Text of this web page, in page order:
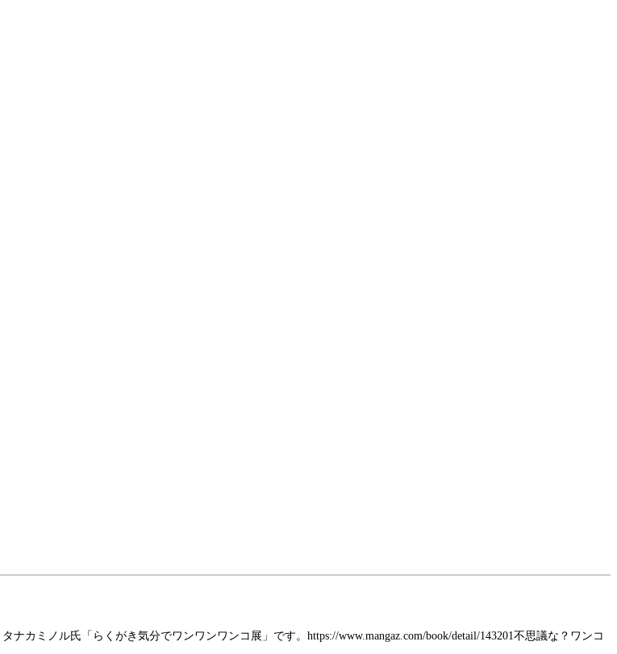
カミノル氏「らくがき気分でワンワンワンコ展」です。https://www.mangaz.com/book/detail/143201不思議な？ワンコ